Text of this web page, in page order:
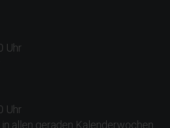
Uhr
Uhr
in allen geraden Kalenderwochen